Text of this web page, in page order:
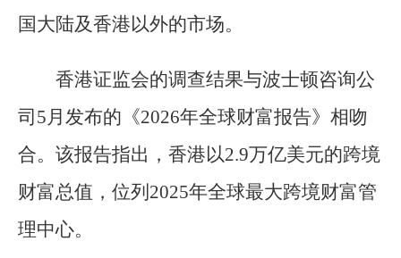
国大陆及香港以外的市场。
香港证监会的调查结果与波士顿咨询公
司5月发布的《2026年全球财富报告》相吻
合。该报告指出，香港以2.9万亿美元的跨境
财富总值，位列2025年全球最大跨境财富管
理中心。